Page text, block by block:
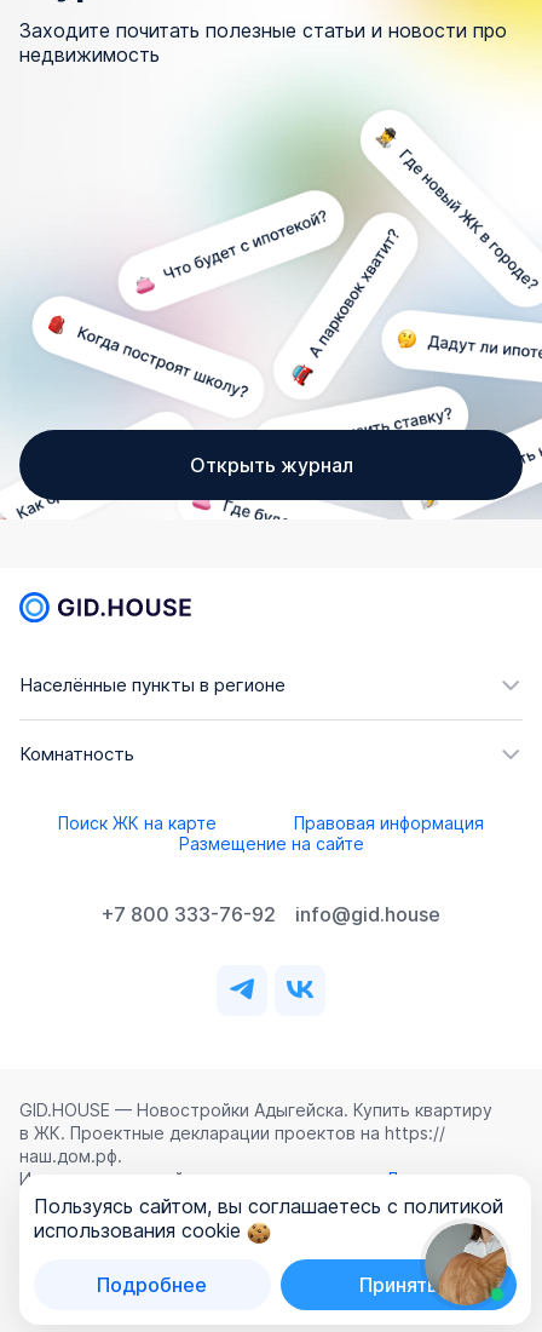
Заходите почитать полезные статьи и новости про
недвижимость
Открыть журнал
Населённые пункты в регионе
Комнатность
Поиск ЖК на карте
Правовая информация
Размещение на сайте
+7 800 333-76-92 info@gid.house
GID.HOUSE — Новостройки Адыгейска. Купить квартиру
в ЖК. Проектные декларации проектов на https://
наш.дом.рф.
Использование сайта означает согласие с
Лицензионным
соглашением ,Политикой конфиденциальностии
Политикой обработки персональных данных
ООО «ГИД.ХАУЗ»
Пользуясь сайтом, вы соглашаетесь с политикой
использования cookie
Подробнее Принять